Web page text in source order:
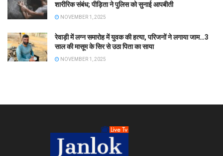
शारीरिक संबंध; पीड़िता ने पुलिस को सुनाई आपबीती
NOVEMBER 1, 2025
रेवाड़ी में लग्न समारोह में युवक की हत्या, परिजनों ने लगाया जाम…3
साल की मासूम के सिर से उठा पिता का साया
NOVEMBER 1, 2025